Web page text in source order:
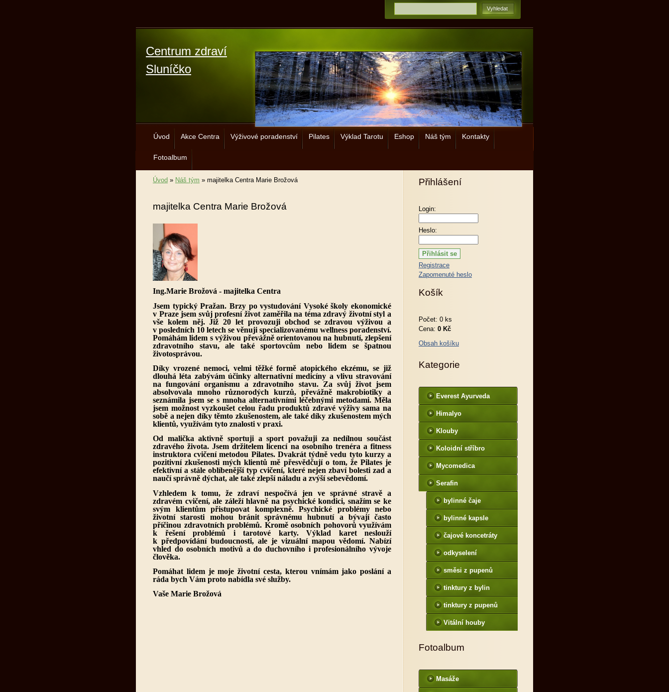
Centrum zdraví
Sluníčko
Úvod Akce Centra Výživové poradenství Pilates Výklad Tarotu Eshop Náš tým Kontakty
Fotoalbum
Úvod » Náš tým » majitelka Centra Marie Brožová
majitelka Centra Marie Brožová
Ing.Marie Brožová - majitelka Centra
Jsem typický Pražan. Brzy po vystudování Vysoké školy ekonomické
v Praze jsem svůj profesní život zaměřila na téma zdravý životní styl a
vše kolem něj. Již 20 let provozuji obchod se zdravou výživou a
v posledních 10 letech se věnuji specializovanému wellness poradenství.
Pomáhám lidem s výživou převážně orientovanou na hubnutí, zlepšení
zdravotního stavu, ale také sportovcům nebo lidem se špatnou
životosprávou.
Díky vrozené nemoci, velmi těžké formě atopického ekzému, se již
dlouhá léta zabývám účinky alternativní medicíny a vlivu stravování
na fungování organismu a zdravotního stavu. Za svůj život jsem
absolvovala mnoho různorodých kurzů, převážně makrobiotiky a
seznámila jsem se s mnoha alternativními léčebnými metodami. Měla
jsem možnost vyzkoušet celou řadu produktů zdravé výživy sama na
sobě a nejen díky těmto zkušenostem, ale také díky zkušenostem mých
klientů, využívám tyto znalosti v praxi.
Od malička aktivně sportuji a sport považuji za nedílnou součást
zdravého života. Jsem držitelem licencí na osobního trenéra a fitness
instruktora cvičení metodou Pilates. Dvakrát týdně vedu tyto kurzy a
pozitivní zkušenosti mých klientů mě přesvědčují o tom, že Pilates je
efektivní a stále oblíbenější typ cvičení, které nejen zbaví bolesti zad a
naučí správně dýchat, ale také zlepší náladu a zvýší sebevědomí.
Vzhledem k tomu, že zdraví nespočívá jen ve správné stravě a
zdravém cvičení, ale záleží hlavně na psychické kondici, snažím se ke
svým klientům přistupovat komplexně. Psychické problémy nebo
životní starosti mohou bránit správnému hubnutí a bývají často
příčinou zdravotních problémů. Kromě osobních pohovorů využívám
k řešení problémů i tarotové karty. Výklad karet neslouží
k předpovídání budoucnosti, ale je vizuální mapou vědomí. Nabízí
vhled do osobních motivů a do duchovního i profesionálního vývoje
člověka.
Pomáhat lidem je moje životní cesta, kterou vnímám jako poslání a
ráda bych Vám proto nabídla své služby.
Vaše Marie Brožová
Přihlášení
Login:
Heslo:
Registrace
Zapomenuté heslo
Košík
Počet: 0 ks
Cena: 0 Kč
Obsah košíku
Kategorie
Everest Ayurveda
Himalyo
Klouby
Koloidní stříbro
Mycomedica
Serafin
bylinné čaje
bylinné kapsle
čajové koncetráty
odkyselení
směsi z pupenů
tinktury z bylin
tinktury z pupenů
Vitální houby
Fotoalbum
Masáže